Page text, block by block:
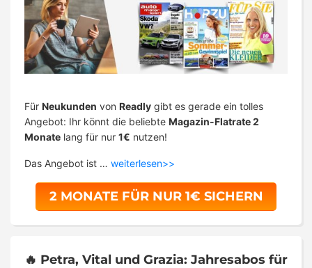
Für Neukunden von Readly gibt es gerade ein tolles
Angebot: Ihr könnt die beliebte Magazin-Flatrate 2
Monate lang für nur 1€ nutzen!
Das Angebot ist … weiterlesen>>
2 MONATE FÜR NUR 1€ SICHERN
🔥 Petra, Vital und Grazia: Jahresabos für